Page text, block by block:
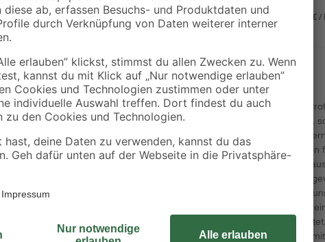
11,98 € / Liter 34,98 € / Liter 13,99 €
Diese Tür ist ein absoluter Allrounder! Mit einer
und robust. Sie bietet nicht nur eine solide Basis,
Isoliereigenschaften. Die Tür ist mit 2 x 3D-
ermöglichen eine einfache Installation und sorgen
Schließfunktion der Tür. Die Verglasung besteht
attraktive Optik sorgt, sondern auch für eine
Die Tür ist aus hochwertigem und langlebigem
nur eine lange Lebensdauer, sondern auch eine
ist die Tür mit einer Alu-Bodenschiene
den Türboden vor Abnutzung schützt. Diese Tür